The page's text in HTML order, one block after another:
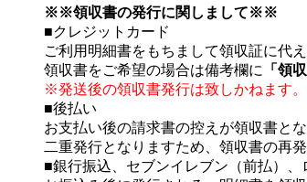
※※領収書の発行に関しまして※※
■クレジットカード
ご利用明細書をもちまして領収証に代
領収書をご希望の場合は備考欄に
「領
※発送後の領収書発行は致しかねます。
■後払い
お支払い後の請求書の控えが領収書とな
二重発行となりますため、領収書の再
■銀行振込、セブンイレブン（前払）、